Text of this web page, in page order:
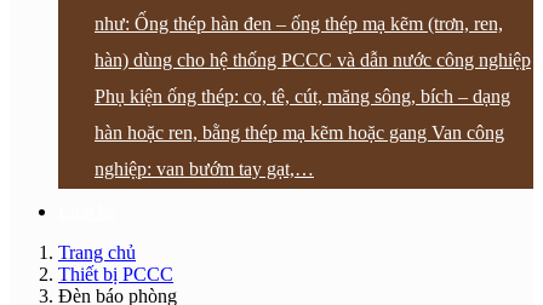
như: Ống thép hàn đen – ống thép mạ kẽm (trơn, ren,
hàn) dùng cho hệ thống PCCC và dẫn nước công nghiệp
Phụ kiện ống thép: co, tê, cút, măng sông, bích – dạng
hàn hoặc ren, bằng thép mạ kẽm hoặc gang Van công
nghiệp: van bướm tay gạt,…
Trang chủ
Thiết bị PCCC
Đèn báo phòng